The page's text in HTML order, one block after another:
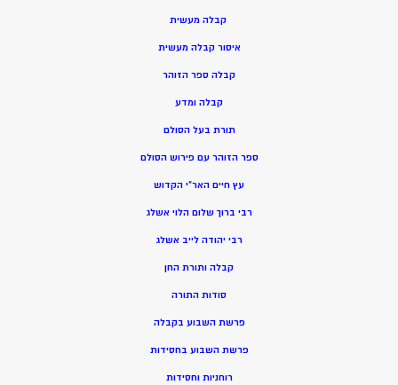
קבלה מעשית
איסור קבלה מעשית
קבלה ספר הזוהר
קבלה ומדע
תורת בעל הסולם
ספר הזוהר עם פירוש הסולם
עץ חיים האר”י הקדוש
רבי ברוך שלום הלוי אשלג
רבי יהודה לייב אשלג
קבלה ותורת החן
סודות התורה
פרשת השבוע בקבלה
פרשת השבוע בחסידות
רוחניות וחסידות